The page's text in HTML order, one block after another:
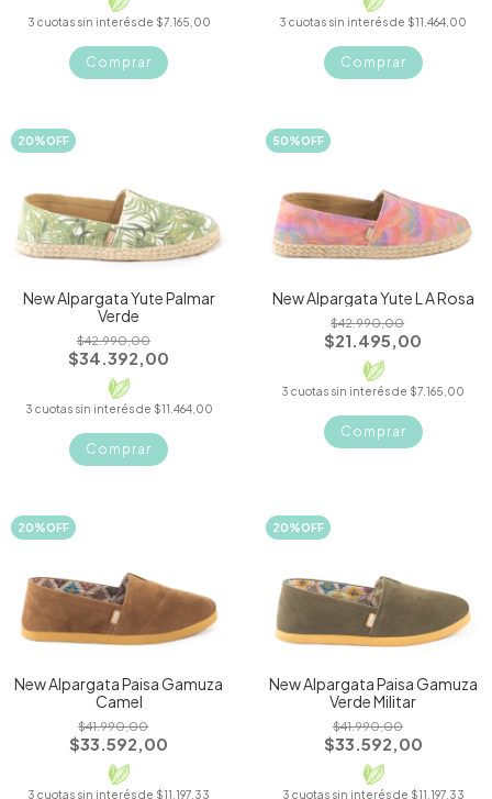
3 cuotas sin interés de $7.165,00
Comprar
3 cuotas sin interés de $11.464,00
Comprar
20%OFF
New Alpargata Yute Palmar
Verde
$42.990,00
$34.392,00
3 cuotas sin interés de $11.464,00
Comprar
50%OFF
New Alpargata Yute L A Rosa
$42.990,00
$21.495,00
3 cuotas sin interés de $7.165,00
Comprar
20%OFF
New Alpargata Paisa Gamuza
Camel
$41.990,00
$33.592,00
3 cuotas sin interés de $11.197,33
20%OFF
New Alpargata Paisa Gamuza
Verde Militar
$41.990,00
$33.592,00
3 cuotas sin interés de $11.197,33